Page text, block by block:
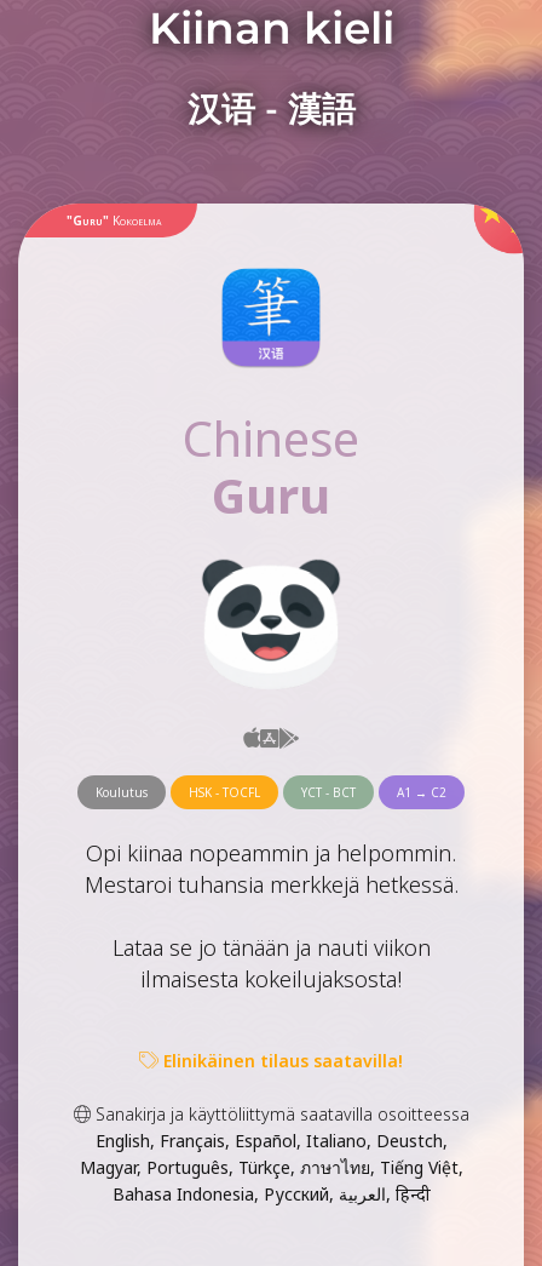
Kiinan kieli
汉语 - 漢語
"Guru" Kokoelma
Chinese
Guru
Koulutus HSK - TOCFL YCT - BCT A1 → C2
Opi kiinaa nopeammin ja helpommin.
Mestaroi tuhansia merkkejä hetkessä.
Lataa se jo tänään ja nauti viikon
ilmaisesta kokeilujaksosta!
Elinikäinen tilaus saatavilla!
Sanakirja ja käyttöliittymä saatavilla osoitteessa
English, Français, Español, Italiano, Deustch,
Magyar, Português, Türkçe, ภาษาไทย, Tiếng Việt,
Bahasa Indonesia, Русский, العربية, हिन्दी